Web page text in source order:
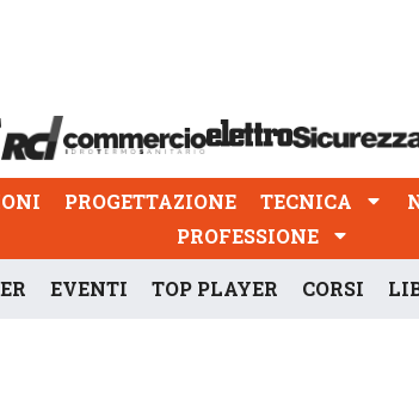
PROGETTAZIONE TECNICA
PROFESSIONE
EVENTI TOP PLAYER CORSI